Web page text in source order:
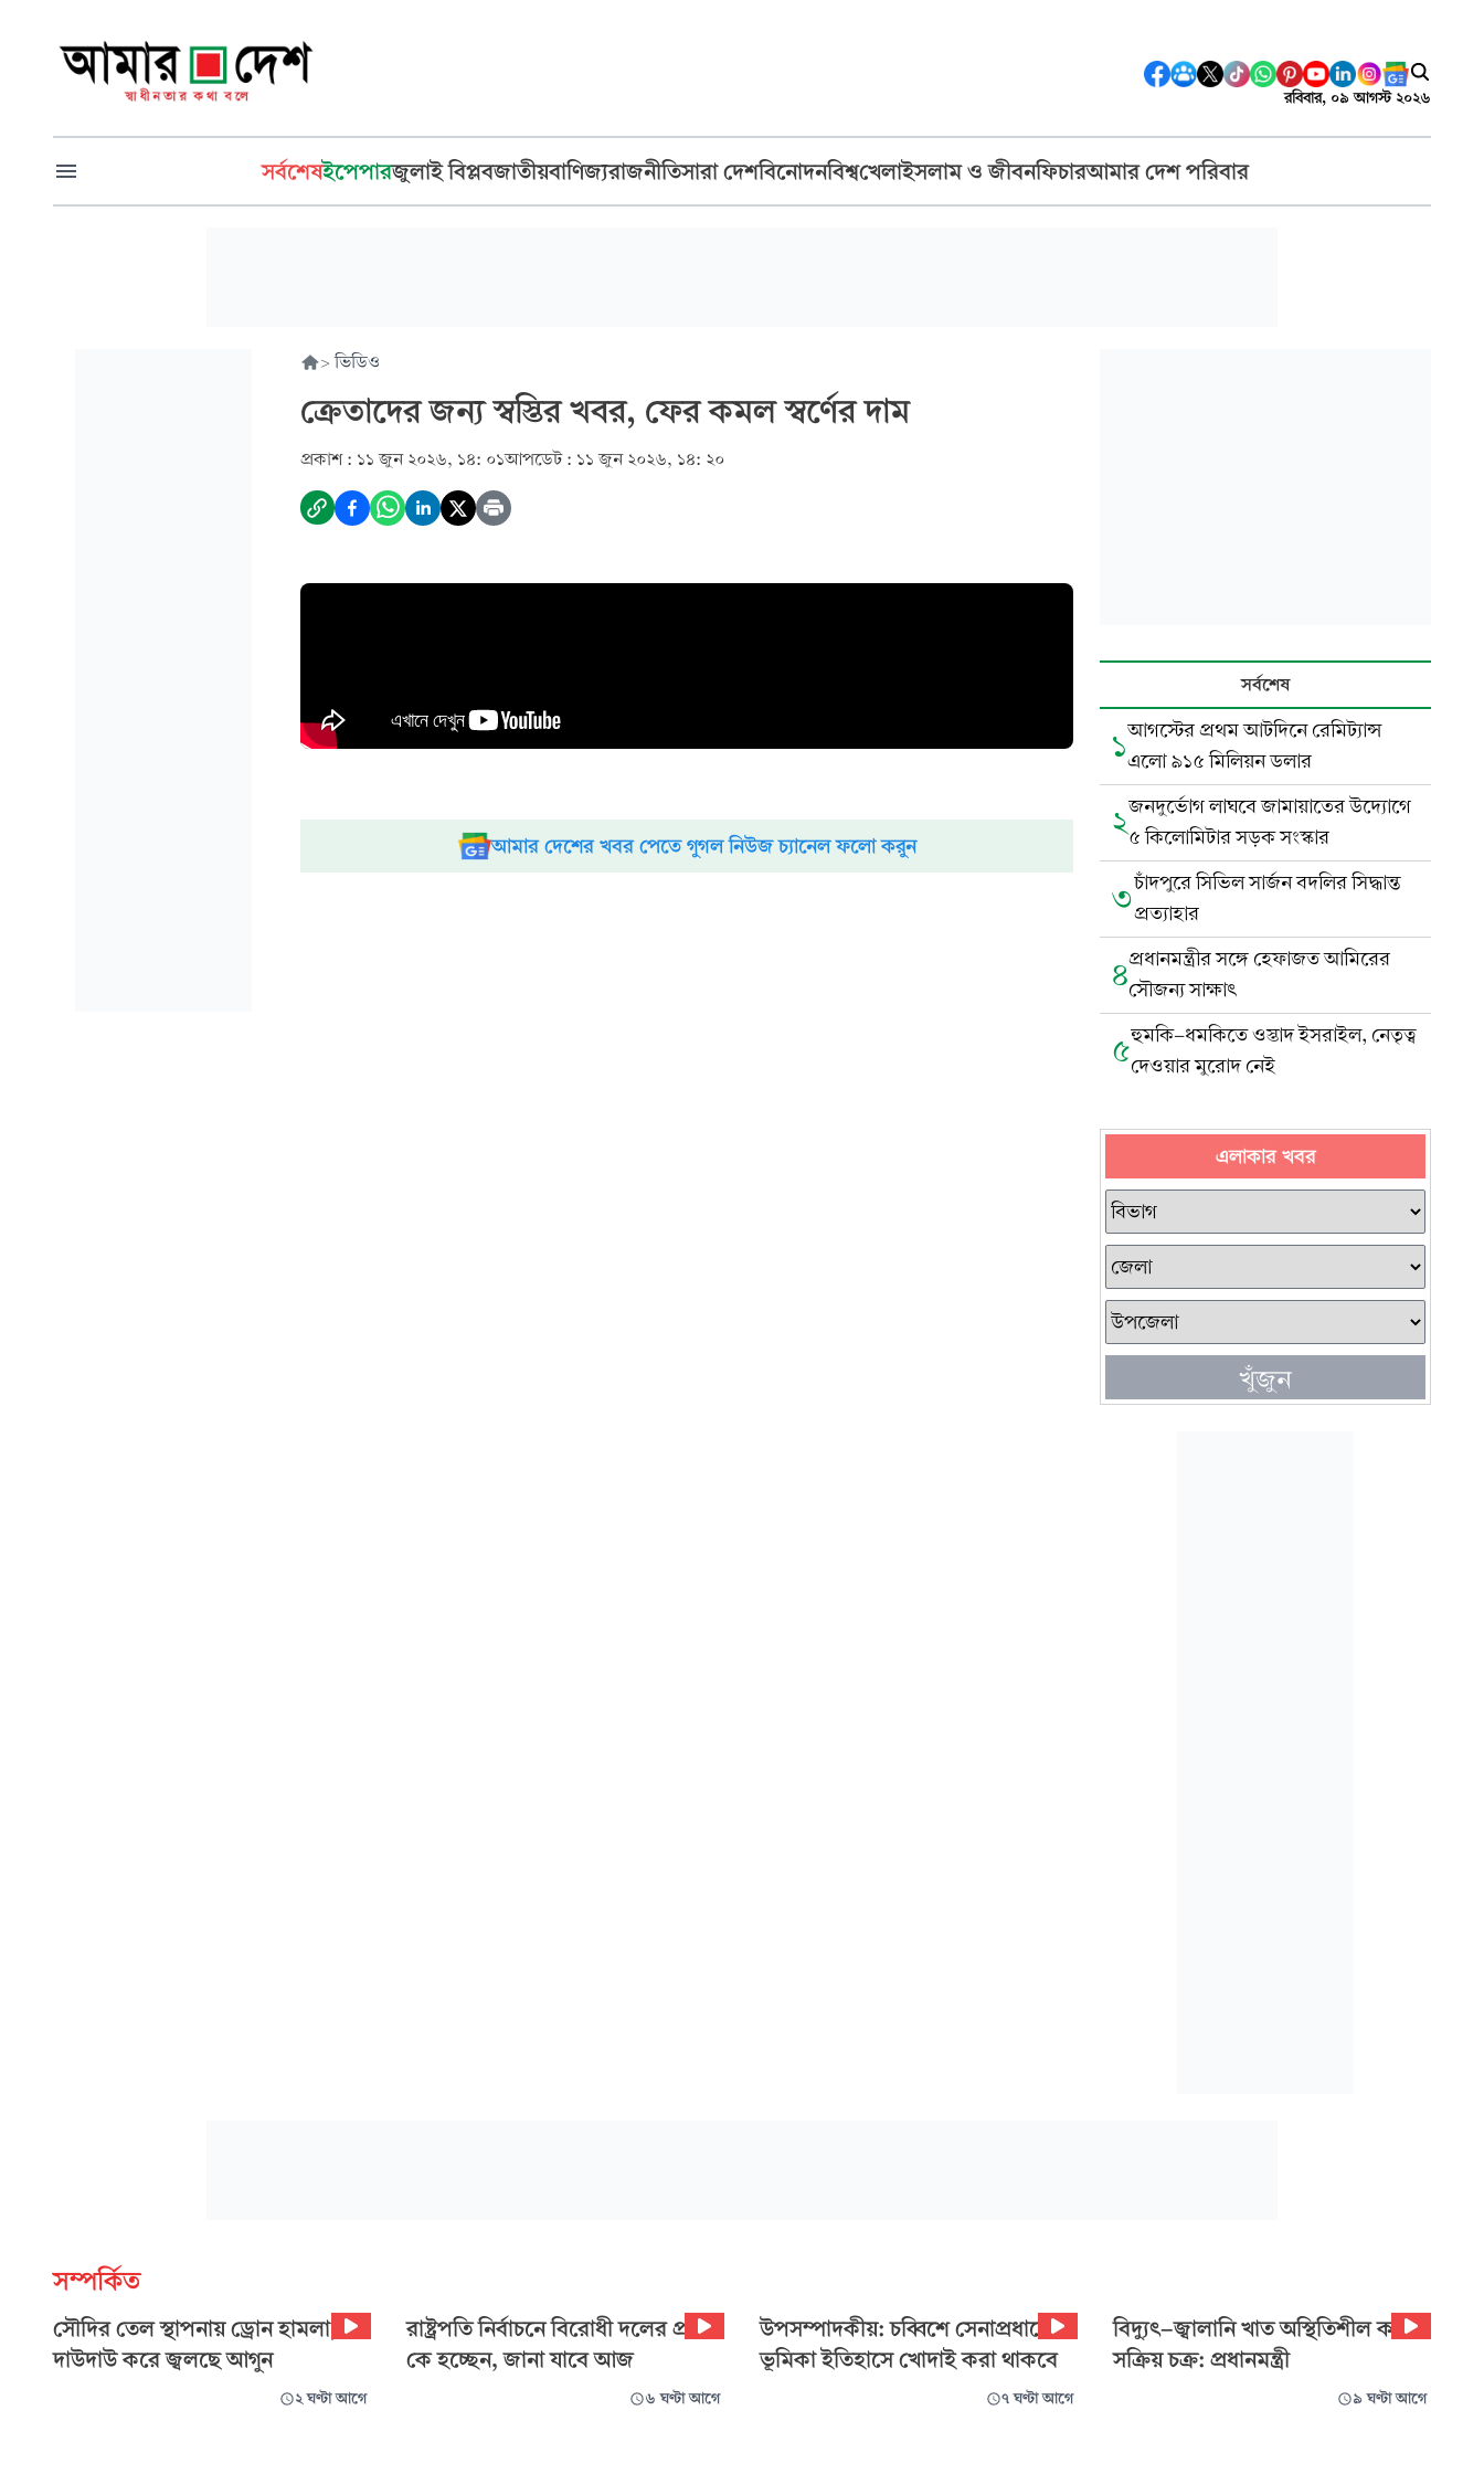
রবিবার, ০৯ আগস্ট ২০২৬
সর্বশেষইপেপারজুলাই বিপ্লবজাতীয়বাণিজ্যরাজনীতিসারা দেশবিনোদনবিশ্বখেলাইসলাম ও জীবনফিচারআমার দেশ পরিবার
> ভিডিও
ক্রেতাদের জন্য স্বস্তির খবর, ফের কমল স্বর্ণের দাম
প্রকাশ : ১১ জুন ২০২৬, ১৪: ০১আপডেট : ১১ জুন ২০২৬, ১৪: ২০
আমার দেশের খবর পেতে গুগল নিউজ চ্যানেল ফলো করুন
সর্বশেষ
১আগস্টের প্রথম আটদিনে রেমিট্যান্স
এলো ৯১৫ মিলিয়ন ডলার
২জনদুর্ভোগ লাঘবে জামায়াতের উদ্যোগে
৫ কিলোমিটার সড়ক সংস্কার
৩চাঁদপুরে সিভিল সার্জন বদলির সিদ্ধান্ত
প্রত্যাহার
৪প্রধানমন্ত্রীর সঙ্গে হেফাজত আমিরের
সৌজন্য সাক্ষাৎ
৫হুমকি-ধমকিতে ওস্তাদ ইসরাইল, নেতৃত্ব
দেওয়ার মুরোদ নেই
এলাকার খবর
খুঁজুন
সম্পর্কিত
সৌদির তেল স্থাপনায় ড্রোন হামলা,
দাউদাউ করে জ্বলছে আগুন
২ ঘণ্টা আগে
রাষ্ট্রপতি নির্বাচনে বিরোধী দলের প্রার্থী
কে হচ্ছেন, জানা যাবে আজ
৬ ঘণ্টা আগে
উপসম্পাদকীয়: চব্বিশে সেনাপ্রধানের
ভূমিকা ইতিহাসে খোদাই করা থাকবে
৭ ঘণ্টা আগে
বিদ্যুৎ-জ্বালানি খাত অস্থিতিশীল করতে
সক্রিয় চক্র: প্রধানমন্ত্রী
৯ ঘণ্টা আগে